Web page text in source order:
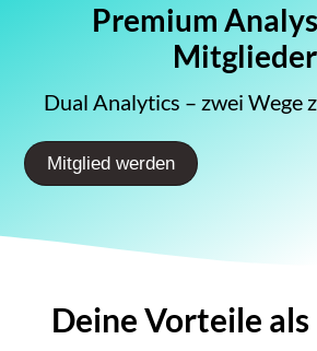
Premium
Mitglieder
Dual Analytics – zwei Wege
Mitglied werden
Deine Vorteile